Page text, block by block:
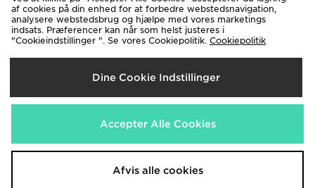
Forsendelse Til
Danmark
Vi accepterer de følgende betalingsmetoder
Besøg vores samarbejdspartneres websites
af cookies på din enhed for at forbedre webstedsnavigation,
analysere webstedsbrug og hjælpe med vores marketings
indsats. Præferencer kan når som helst justeres i
"Cookieindstillinger ". Se vores Cookiepolitik. Cookiepolitik
Dine Cookie Indstillinger
Accepter Alle Cookies
Afvis alle cookies